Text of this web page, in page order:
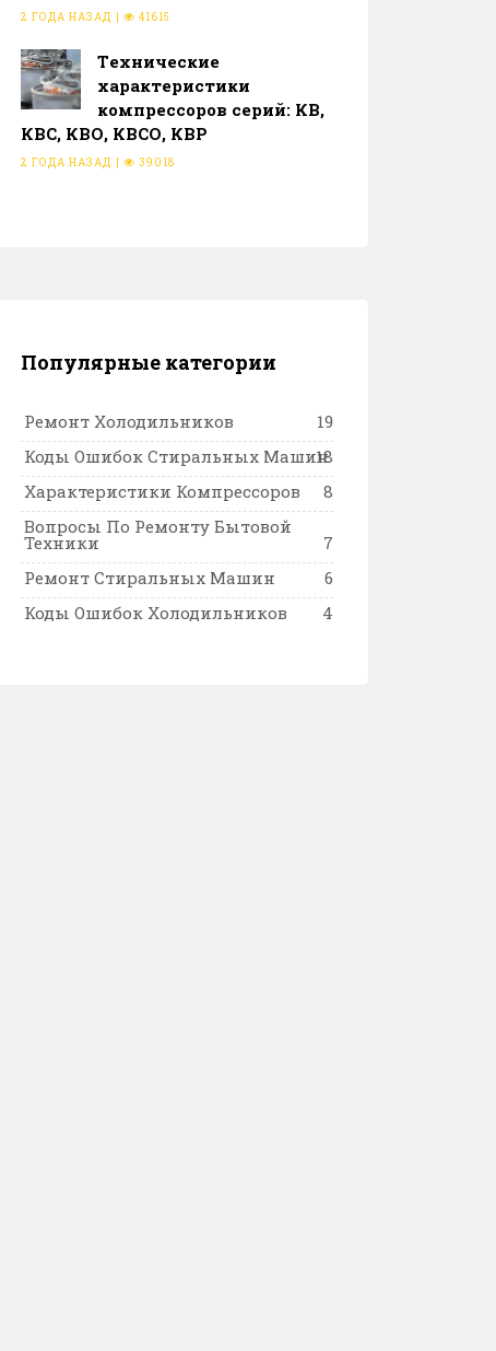
2 ГОДА НАЗАД | 41615
Тeхнические
характеристики
компрессоров серий: КВ,
КВС, КВО, КВСО, КВР
2 ГОДА НАЗАД | 39018
Популярные категории
Ремонт Холодильников
19
Коды Ошибок Стиральных Машин
18
Характеристики Компрессоров
8
Вопросы По Ремонту Бытовой
Техники
7
Ремонт Стиральных Машин
6
Коды Ошибок Холодильников
4